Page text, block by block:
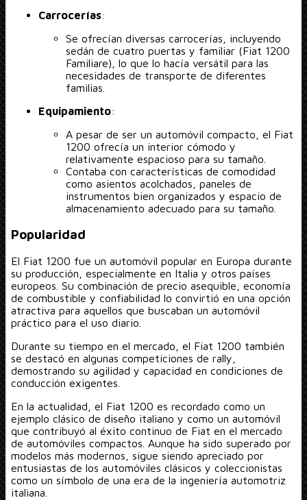
Carrocerías:
Se ofrecían diversas carrocerías, incluyendo
sedán de cuatro puertas y familiar (Fiat 1200
Familiare), lo que lo hacía versátil para las
necesidades de transporte de diferentes
familias.
Equipamiento:
A pesar de ser un automóvil compacto, el Fiat
1200 ofrecía un interior cómodo y
relativamente espacioso para su tamaño.
Contaba con características de comodidad
como asientos acolchados, paneles de
instrumentos bien organizados y espacio de
almacenamiento adecuado para su tamaño.
Popularidad
El Fiat 1200 fue un automóvil popular en Europa durante
su producción, especialmente en Italia y otros países
europeos. Su combinación de precio asequible, economía
de combustible y confiabilidad lo convirtió en una opción
atractiva para aquellos que buscaban un automóvil
práctico para el uso diario.
Durante su tiempo en el mercado, el Fiat 1200 también
se destacó en algunas competiciones de rally,
demostrando su agilidad y capacidad en condiciones de
conducción exigentes.
En la actualidad, el Fiat 1200 es recordado como un
ejemplo clásico de diseño italiano y como un automóvil
que contribuyó al éxito continuo de Fiat en el mercado
de automóviles compactos. Aunque ha sido superado por
modelos más modernos, sigue siendo apreciado por
entusiastas de los automóviles clásicos y coleccionistas
como un símbolo de una era de la ingeniería automotriz
italiana.